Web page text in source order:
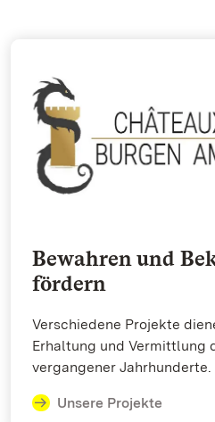
Bewahren und
fördern
Verschiedene Projekte
Erhaltung und Vermittlung
vergangener Jahrhunderte.
Unsere Projekte